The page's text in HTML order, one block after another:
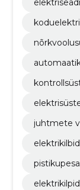
juhtmete
elektrikilbid